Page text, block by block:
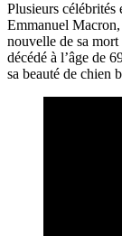
Plusieurs célébrités
Emmanuel
nouvelle de sa mort
décédé à l’âge de
sa beauté de chien